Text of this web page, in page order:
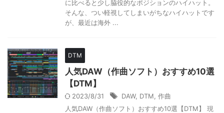
に比べると少し脇役的なポジションのハイハット。
そんな、つい軽視してしまいがちなハイハットです
が、最近は海外 ...
DTM
人気DAW（作曲ソフト）おすすめ10選
【DTM】
2023/8/31 DAW, DTM 作曲
人気DAW（作曲ソフト）おすすめ10選【DTM】 現